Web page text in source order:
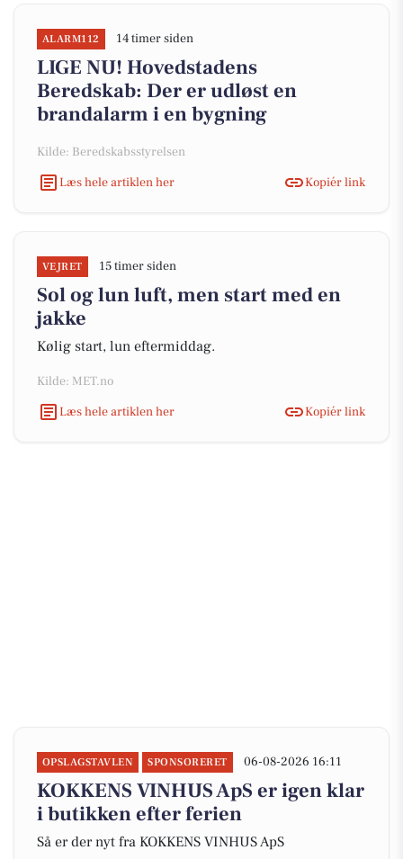
ALARM112 14 timer siden
LIGE NU! Hovedstadens
Beredskab: Der er udløst en
brandalarm i en bygning
Kilde: Beredskabsstyrelsen
Læs hele artiklen her
Kopiér link
VEJRET 15 timer siden
Sol og lun luft, men start med en
jakke
Kølig start, lun eftermiddag.
Kilde: MET.no
Læs hele artiklen her
Kopiér link
OPSLAGSTAVLEN SPONSORERET 06-08-2026 16:11
KOKKENS VINHUS ApS er igen klar
i butikken efter ferien
Så er der nyt fra KOKKENS VINHUS ApS